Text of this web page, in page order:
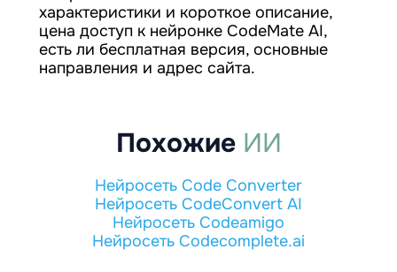
характеристики и короткое описание,
цена доступ к нейронке CodeMate AI,
есть ли бесплатная версия, основные
направления и адрес сайта.
Похожие ИИ
Нейросеть Code Converter
Нейросеть CodeConvert AI
Нейросеть Codeamigo
Нейросеть Codecomplete.ai